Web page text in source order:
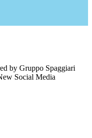
by Gruppo Spaggiari
Social Media